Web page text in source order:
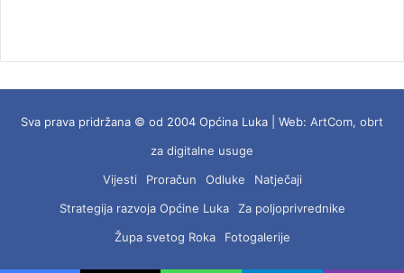
Sva prava pridržana © od 2004 Općina Luka | Web: ArtCom, obrt
za digitalne usuge
Vijesti
Proračun Odluke
Natječaji
Strategija razvoja Općine Luka
Za poljoprivrednike
Župa svetog Roka
Fotogalerije